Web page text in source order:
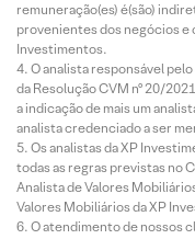
remuneração(es) é(são)
provenientes dos negócios e
Investimentos.
O analista responsável
da Resolução CVM nº 20/
a indicação de mais um
analista credenciado a ser
Os analistas da XP
todas as regras previstas no
Analista de Valores
Valores Mobiliários da XP
O atendimento de nossos